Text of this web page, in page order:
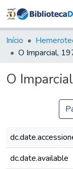
Início
O Imparcial,
O
dc.date.available